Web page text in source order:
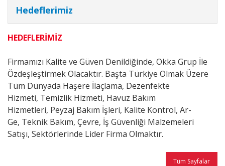
Hedeflerimiz
HEDEFLERİMİZ
Firmamızı Kalite ve Güven Denildiğinde, Okka Grup İle
Özdeşleştirmek Olacaktır. Başta Türkiye Olmak Üzere
Tüm Dünyada Haşere İlaçlama, Dezenfekte
Hizmeti, Temizlik Hizmeti, Havuz Bakım
Hizmetleri, Peyzaj Bakım İşleri, Kalite Kontrol, Ar-
Ge, Teknik Bakım, Çevre, İş Güvenliği Malzemeleri
Satışı, Sektörlerinde Lider Firma Olmaktır.
Tüm Sayfalar